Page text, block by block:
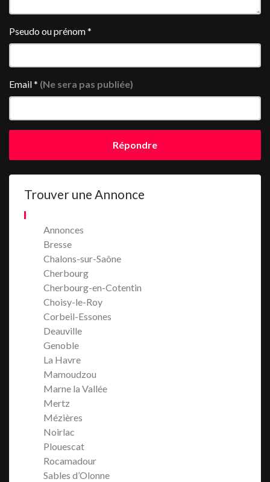
Pseudo ou prénom*
Email* (Ne sera pas publiée)
Répondre
Trouver une Annonce
Annonces
Bresse
Chalons-sur-Saône
Cherbourg
Cherbourg-en-Cotentin
Choisy-le-Roy
Corbeil-Essones
Deauville
Genoble
La Havre
Mamoudzou
Marne la Vallée
Mertz
Mézières
Noirlac
Plouescat
Rocamadour
Sables d’Olonne